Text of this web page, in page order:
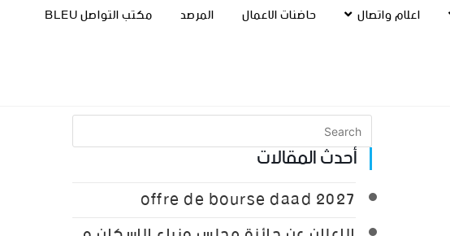
اعلام واتصال حاضنات الاعمال المرصد مكتب التواصل BLEU
أحدث المقالات
offre de bourse daad 2027